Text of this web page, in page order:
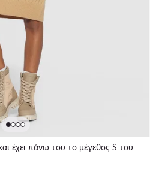
έχει πάνω του το μέγεθος S του